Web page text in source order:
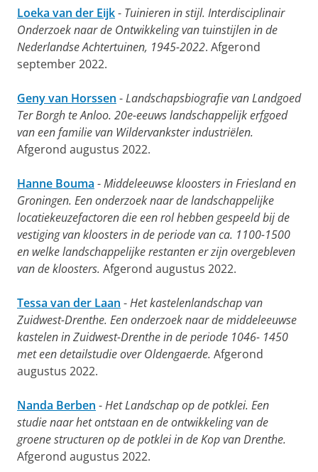
Loeka van der Eijk- Tuinieren in stijl. Interdisciplinair
Onderzoek naar de Ontwikkeling van tuinstijlen in de
Nederlandse Achtertuinen, 1945-2022. Afgerond
september 2022.
Geny van Horssen -Landschapsbiografie van Landgoed
Ter Borgh te Anloo. 20e-eeuws landschappelijk erfgoed
van een familie van Wildervankster industriëlen.
Afgerond augustus 2022.
Hanne Bouma -Middeleeuwse kloosters in Friesland en
Groningen. Een onderzoek naar de landschappelijke
locatiekeuzefactoren die een rol hebben gespeeld bij de
vestiging van kloosters in de periode van ca. 1100-1500
en welke landschappelijke restanten er zijn overgebleven
van de kloosters. Afgerond augustus 2022.
Tessa van der Laan -Het kastelenlandschap van
Zuidwest-Drenthe. Een onderzoek naar de middeleeuwse
kastelen in Zuidwest-Drenthe in de periode 1046- 1450
met een detailstudie over Oldengaerde. Afgerond
augustus 2022.
Nanda Berben -Het Landschap op de potklei. Een
studie naar het ontstaan en de ontwikkeling van de
groene structuren op de potklei in de Kop van Drenthe.
Afgerond augustus 2022.